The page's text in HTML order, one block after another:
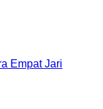
Empat Jari